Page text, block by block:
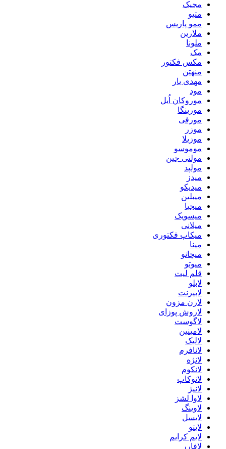
مجیک
متیو
ممو پاریس
ملارین
ملونا
مک
مکس فکتور
منهتن
مهدی یار
مود
موروکان اُیل
مورینگا
مورفی
موزر
موزیلا
موموسو
مولتی جین
مولپد
میدز
میدیکو
میبلین
میجیا
میسویک
میلانی
میکاپ فکتوری
مینا
میچانو
میوتو
قلم لیت
لابلو
لابیرنت
لارن مزون
لاروش پوزای
لاگوست
لامینین
لالیک
لانافرم
لانژه
لانکوم
لانوکاپ
لانیژ
لاوا لشز
لاوینگ
لایسل
لایتو
لایم کرایم
لافارر